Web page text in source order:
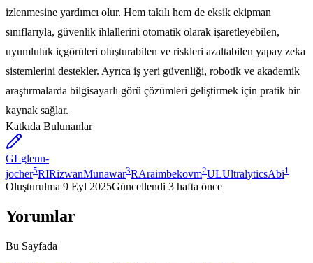
izlenmesine yardımcı olur. Hem takılı hem de eksik ekipman
sınıflarıyla, güvenlik ihlallerini otomatik olarak işaretleyebilen,
uyumluluk içgörüleri oluşturabilen ve riskleri azaltabilen yapay zeka
sistemlerini destekler. Ayrıca iş yeri güvenliği, robotik ve akademik
araştırmalarda bilgisayarlı görü çözümleri geliştirmek için pratik bir
kaynak sağlar.
Katkıda Bulunanlar
GLglenn-
jocher5RIRizwanMunawar3RAraimbekovm2ULUltralyticsAbi1
Oluşturulma 9 Eyl 2025Güncellendi 3 hafta önce
Yorumlar
Bu Sayfada